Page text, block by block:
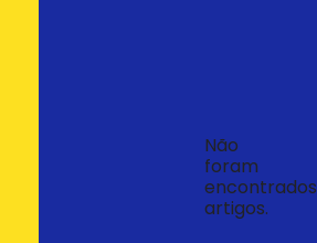
Não
foram
encontrados
artigos.